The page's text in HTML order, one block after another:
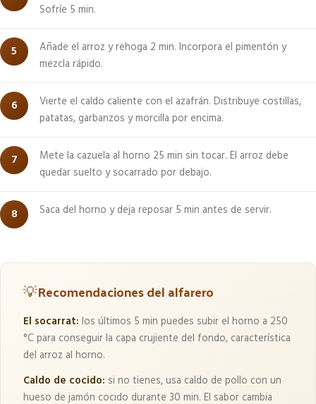
Sofríe 5 min.
Añade el arroz y rehoga 2 min. Incorpora el pimentón y
mezcla rápido.
Vierte el caldo caliente con el azafrán. Distribuye costillas,
patatas, garbanzos y morcilla por encima.
Mete la cazuela al horno 25 min sin tocar. El arroz debe
quedar suelto y socarrado por debajo.
Saca del horno y deja reposar 5 min antes de servir.
💡Recomendaciones del alfarero
El socarrat: los últimos 5 min puedes subir el horno a 250
°C para conseguir la capa crujiente del fondo, característica
del arroz al horno.
Caldo de cocido: si no tienes, usa caldo de pollo con un
hueso de jamón cocido durante 30 min. El sabor cambia